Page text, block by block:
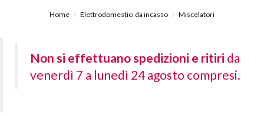
Home Elettrodomestici da incasso Miscelatori
Non si effettuano spedizioni e ritiri da
venerdì 7 a lunedì 24 agosto compresi.